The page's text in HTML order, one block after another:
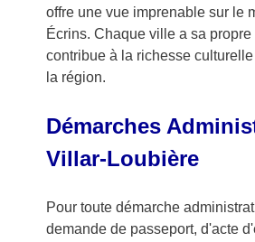
offre une vue imprenable sur le
Écrins. Chaque ville a sa propre
contribue à la richesse
la région.
Démarches
Villar-Loubière
Pour toute démarche
demande de passeport, d'acte